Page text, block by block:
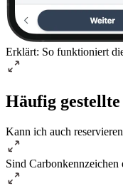
Erklärt: So funktioniert
Häufig
Kann ich auch
Sind